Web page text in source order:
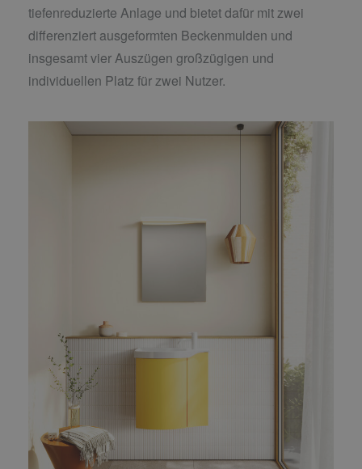
tiefenreduzierte Anlage und bietet dafür mit zwei
differenziert ausgeformten Beckenmulden und
insgesamt vier Auszügen großzügigen und
individuellen Platz für zwei Nutzer.